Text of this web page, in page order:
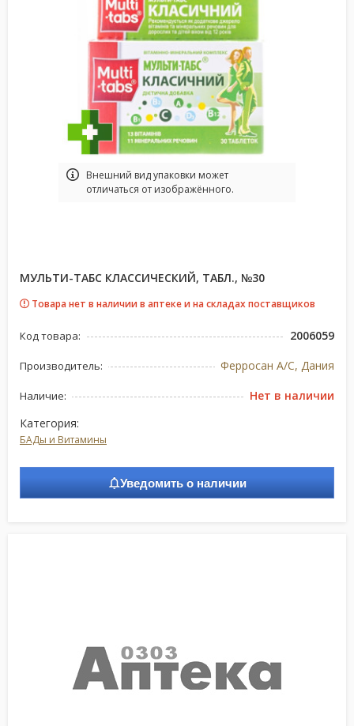
Bнешний вид упаковки может
отличаться от изображённого.
МУЛЬТИ-ТАБС КЛАССИЧЕСКИЙ, ТАБЛ., №30
Товара нет в наличии в аптеке и на складах поставщиков
Код товара: 2006059
Производитель: Ферросан А/С, Дания
Наличие:
Нет в наличии
Категория:
БАДы и Витамины
Уведомить о наличии